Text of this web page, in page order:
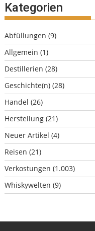
Kategorien
Abfüllungen (9)
Allgemein (1)
Destillerien (28)
Geschichte(n) (28)
Handel (26)
Herstellung (21)
Neuer Artikel (4)
Reisen (21)
Verkostungen (1.003)
Whiskywelten (9)